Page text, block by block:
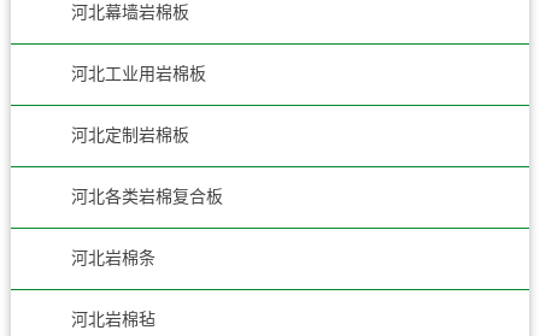
河北幕墙岩棉板
河北工业用岩棉板
河北定制岩棉板
河北各类岩棉复合板
河北岩棉条
河北岩棉毡